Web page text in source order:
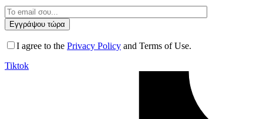
I agree to the Privacy Policy and Terms of Use.
Tiktok